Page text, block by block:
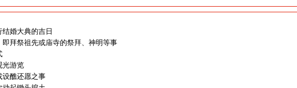
结婚大典的吉日
即拜祭祖先或庙寺的祭拜、神明等事
光游览
设醮还愿之事